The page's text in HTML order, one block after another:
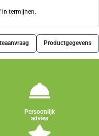
in termijnen.
Productgegevens
Persoonlijk
advies